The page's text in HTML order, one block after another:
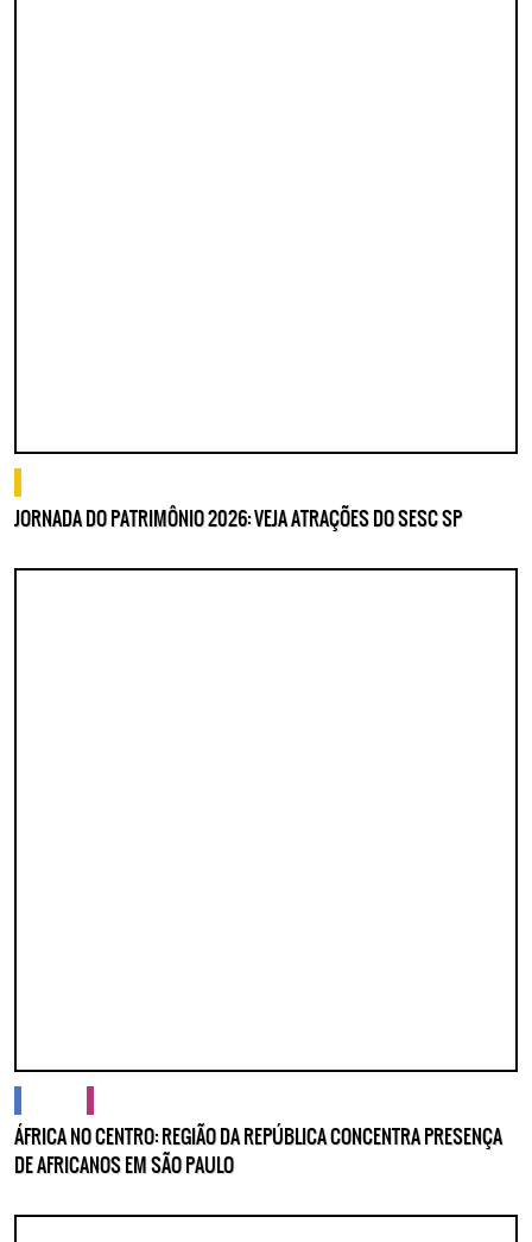
JORNADA DO PATRIMÔNIO 2026: VEJA ATRAÇÕES DO SESC SP
ÁFRICA NO CENTRO: REGIÃO DA REPÚBLICA CONCENTRA PRESENÇA
DE AFRICANOS EM SÃO PAULO